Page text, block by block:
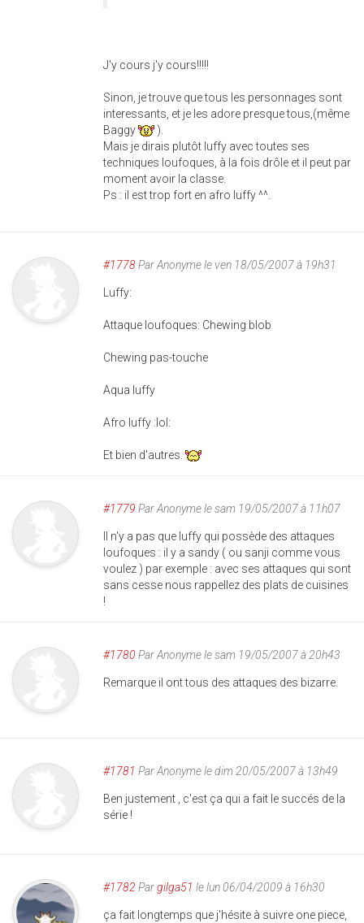
J'y cours j'y cours!!!!!
Sinon, je trouve que tous les personnages sont
interessants, et je les adore presque tous,(même
Baggy
).
Mais je dirais plutôt luffy avec toutes ses
techniques loufoques, à la fois drôle et il peut par
moment avoir la classe.
Ps : il est trop fort en afro luffy ^^.
#1778ParAnonymele ven 18/05/2007 à 19h31
Luffy:
Attaque loufoques: Chewing blob
Chewing pas-touche
Aqua luffy
Afro luffy :lol:
Et bien d'autres.
#1779 ParAnonymele sam 19/05/2007 à 11h07
Il n'y a pas que luffy qui possède des attaques
loufoques : il y a sandy ( ou sanji comme vous
voulez ) par exemple : avec ses attaques qui sont
sans cesse nous rappellez des plats de cuisines
!
#1780 ParAnonymele sam 19/05/2007 à 20h43
Remarque il ont tous des attaques des bizarre.
#1781 ParAnonymele dim 20/05/2007 à 13h49
Ben justement , c'est ça qui a fait le succés de la
série !
#1782 Pargilga51 le lun 06/04/2009 à 16h30
ça fait longtemps que j'hésite à suivre one piece,